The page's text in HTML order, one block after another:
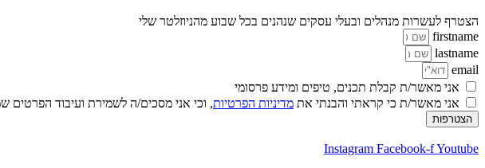
הצטרף לעשרות מנהלים ובעלי עסקים שנהנים בכל שבוע מהניוזלטר שלי
firstname
lastname
email
אני מאשר/ת קבלת תכנים, טיפים ומידע פרסומי
אני מאשר/ת כי קראתי והבנתי את מדיניות הפרטיות, וכי אני מסכים/ה לשמירת ועיבוד הפרטים
הצטרפות
Instagram Facebook-fYoutube